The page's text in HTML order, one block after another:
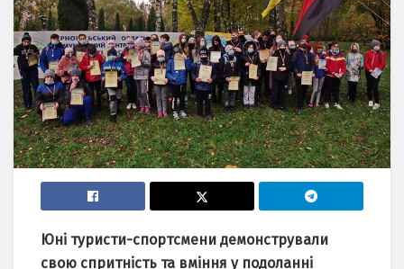
Юні туристи-спортсмени демонстрували
свою спритність та вміння у подоланні